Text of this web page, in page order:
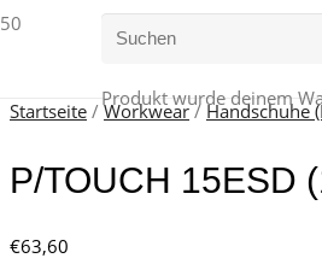
Produkt wurde deinem
Startseite /Workwear/ Handschuhe
P/TOUCH 15ESD
€63,60